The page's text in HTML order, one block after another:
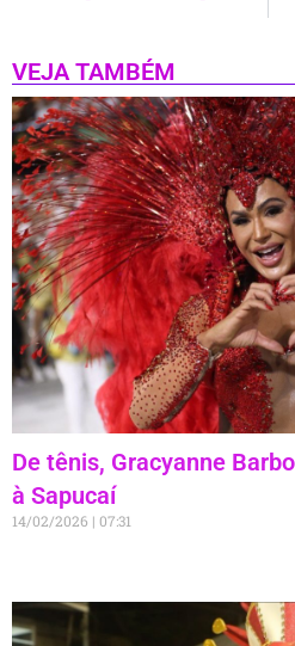
VEJA TAMBÉM
De tênis, Gracyanne
à Sapucaí
14/02/2026 07:31